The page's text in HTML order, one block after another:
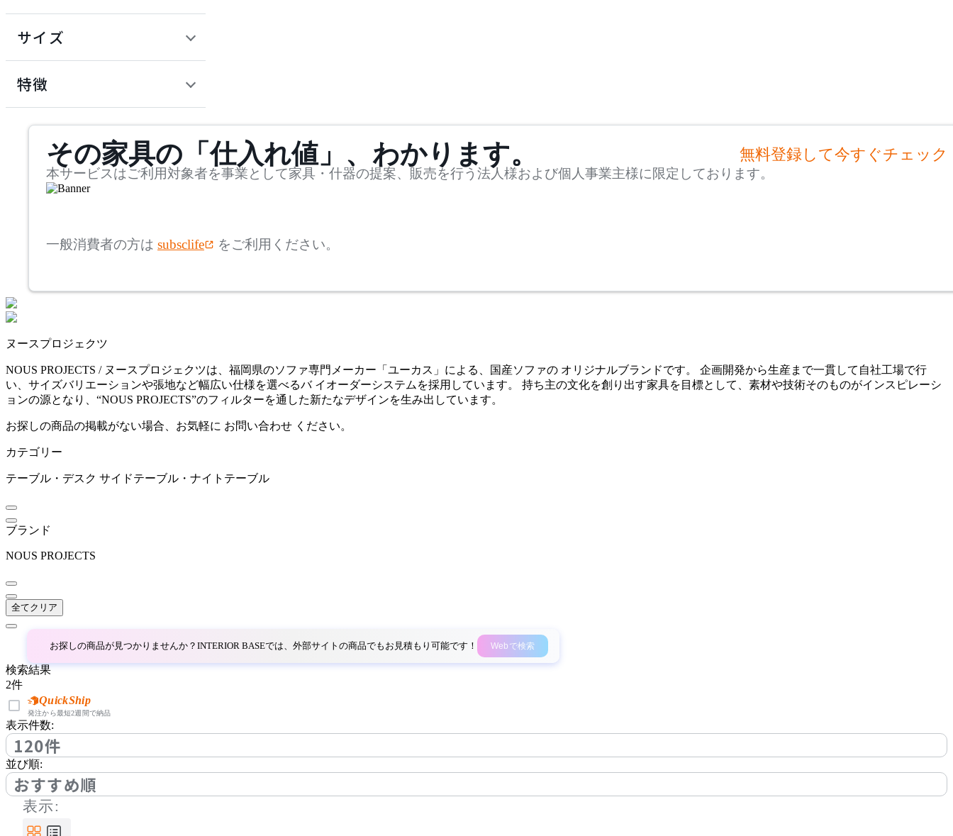
ADAL TOTAL INTERIOR
アコレクション
アドレス
アルテック
アズマヤ
bellacontte
ベラコンテ
BoConcept
バイインテリアズ
コッコレ
サイズ
mm
検索
~
~
特徴
その家具の「仕入れ値」、わかります。 無料登録して今すぐチェック
本サービスはご利用対象者を事業として家具・什器の提案、販売を行う法人様および個人事業主様に限定しております。
一般消費者の方は subsclife をご利用ください。
ヌースプロジェクツ
NOUS PROJECTS / ヌースプロジェクツは、福岡県のソファ専門メーカー「ユーカス」による、国産ソファの オリジナルブランドです。 企画開発から生産まで一貫して自社工場で行
い、サイズバリエーションや張地など幅広い仕様を選べるバ イオーダーシステムを採用しています。 持ち主の文化を創り出す家具を目標として、素材や技術そのものがインスピレーシ
ョンの源となり、“NOUS PROJECTS”のフィルターを通した新たなデザインを生み出しています。
お探しの商品の掲載がない場合、お気軽に お問い合わせ ください。
カテゴリー
テーブル・デスク サイドテーブル・ナイトテーブル
ブランド
NOUS PROJECTS
全てクリア
お探しの商品が見つかりませんか？INTERIOR BASEでは、外部サイトの商品でもお見積もり可能です！ Webで検索
検索結果
2件
QuickShip
発注から最短2週間で納品
表示件数:
120件
並び順:
おすすめ順
表示: